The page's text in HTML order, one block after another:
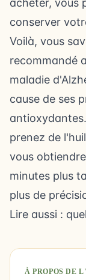
acheter, vous
conserver
Voilà, vous
recommandé
maladie
cause de ses
prenez de
vous
minutes plus
plus de
Lire aussi :
À PROPOS DE